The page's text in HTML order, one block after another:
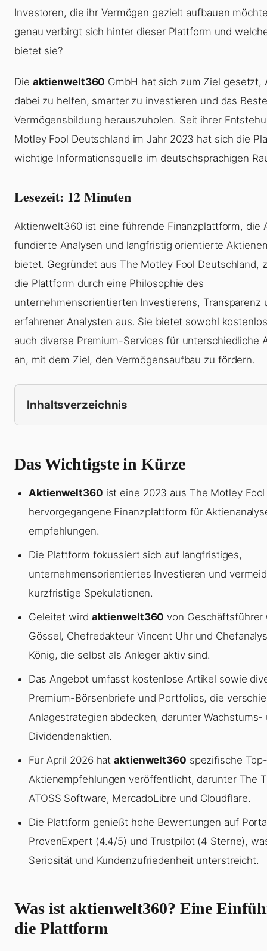
Investoren, die ihr Vermögen gezielt aufbauen
genau verbirgt sich hinter dieser Plattform und
bietet sie?
Die aktienwelt360 GmbH hat sich zum Ziel gesetzt,
dabei zu helfen, smarter zu investieren und das
Vermögensbildung herauszuholen. Seit ihrer
Motley Fool Deutschland im Jahr 2023 hat sich die
wichtige Informationsquelle im deutschsprachigen
Lesezeit: 12 Minuten
Aktienwelt360 ist eine führende Finanzplattform, die
fundierte Analysen und langfristig orientierte
bietet. Gegründet aus The Motley Fool Deutschland,
die Plattform durch eine Philosophie des
unternehmensorientierten Investierens, Transparenz
erfahrener Analysten aus. Sie bietet sowohl
auch diverse Premium-Services für unterschiedliche
an, mit dem Ziel, den Vermögensaufbau zu fördern.
Inhaltsverzeichnis
Das Wichtigste in Kürze
Aktienwelt360 ist eine 2023 aus The Motley
hervorgegangene Finanzplattform für
empfehlungen.
Die Plattform fokussiert sich auf langfristiges,
unternehmensorientiertes Investieren und
kurzfristige Spekulationen.
Geleitet wird aktienwelt360 von Geschäftsführer
Gössel, Chefredakteur Vincent Uhr und
König, die selbst als Anleger aktiv sind.
Das Angebot umfasst kostenlose Artikel sowie
Premium-Börsenbriefe und Portfolios, die
Anlagestrategien abdecken, darunter Wachstums-
Dividendenaktien.
Für April 2026 hataktienwelt360 spezifische
Aktienempfehlungen veröffentlicht, darunter The
ATOSS Software, MercadoLibre und Cloudflare.
Die Plattform genießt hohe Bewertungen auf
ProvenExpert (4.4/5) und Trustpilot (4 Sterne),
Seriosität und Kundenzufriedenheit unterstreicht.
Was ist aktienwelt360? Eine
die Plattform